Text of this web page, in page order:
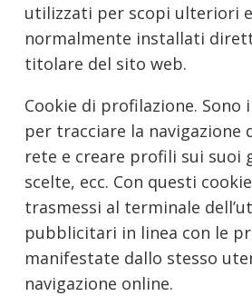
utilizzati per scopi ulteriori
normalmente installati
titolare del sito web.
Cookie di profilazione. Sono
per tracciare la navigazione
rete e creare profili sui suoi
scelte, ecc. Con questi
trasmessi al terminale
pubblicitari in linea con le
manifestate dallo stesso
navigazione online.